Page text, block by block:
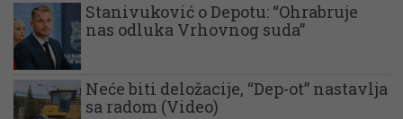
Stanivuković o Depotu: “Ohrabruje
nas odluka Vrhovnog suda”
Neće biti deložacije, “Dep-ot” nastavlja
sa radom (Video)